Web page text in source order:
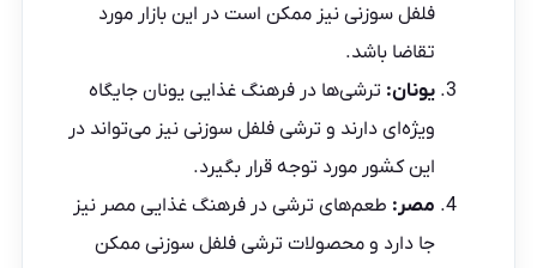
فلفل سوزنی نیز ممکن است در این بازار مورد
تقاضا باشد.
یونان: ترشی‌ها در فرهنگ غذایی یونان جایگاه
ویژه‌ای دارند و ترشی فلفل سوزنی نیز می‌تواند در
این کشور مورد توجه قرار بگیرد.
مصر: طعم‌های ترشی در فرهنگ غذایی مصر نیز
جا دارد و محصولات ترشی فلفل سوزنی ممکن